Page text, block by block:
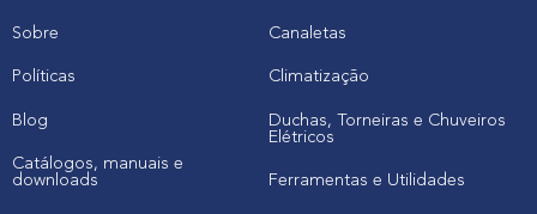
Sobre
Políticas
Blog
Catálogos, manuais e
downloads
Canaletas
Climatização
Duchas, Torneiras e Chuveiros
Elétricos
Ferramentas e Utilidades